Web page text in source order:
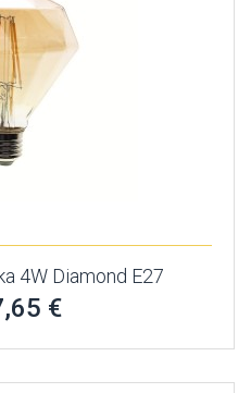
4W Diamond E27
€